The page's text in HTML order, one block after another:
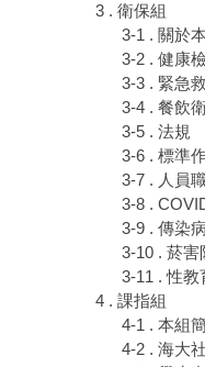
3 . 衛保組
3-1 . 關於
3-2 . 健康
3-3 . 緊急
3-4 . 餐飲
3-5 . 法規
3-6 . 標準
3-7 . 人員
3-8 .
3-9 . 傳染
3-10 . 菸害
3-11 . 性教
4 . 課指組
4-1 . 本組
4-2 . 海大